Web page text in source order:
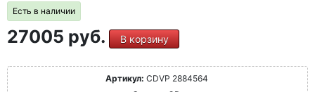
Есть в наличии
27005 руб. В корзину
Артикул: CDVP 2884564